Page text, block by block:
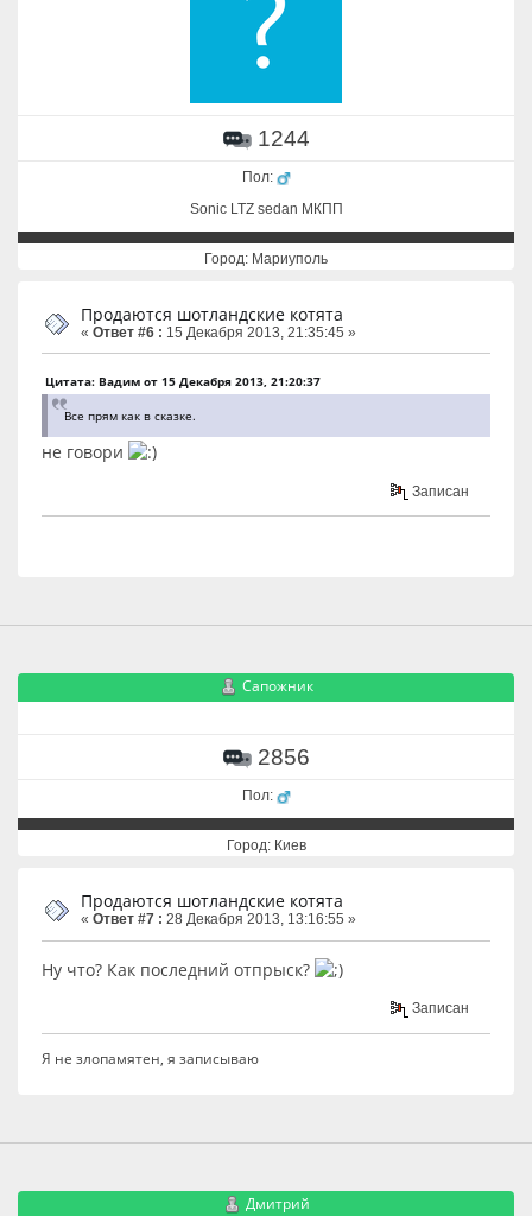
1244
Пол:
Sonic LTZ sedan МКПП
Город: Мариуполь
Продаются шотландские котята
« Ответ #6 : 15 Декабря 2013, 21:35:45 »
Цитата: Вадим от 15 Декабря 2013, 21:20:37
Все прям как в сказке.
не говори
Записан
Сапожник
2856
Пол:
Город: Киев
Продаются шотландские котята
« Ответ #7 : 28 Декабря 2013, 13:16:55 »
Ну что? Как последний отпрыск?
Записан
Я не злопамятен, я записываю
Дмитрий